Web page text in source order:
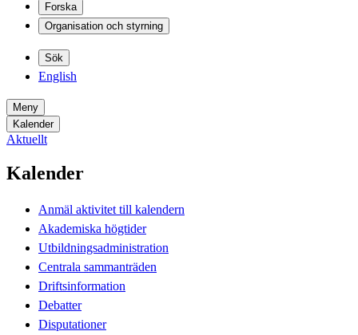
Forska
Organisation och styrning
Sök
English
Meny
Kalender
Aktuellt
Kalender
Anmäl aktivitet till kalendern
Akademiska högtider
Utbildningsadministration
Centrala sammanträden
Driftsinformation
Debatter
Disputationer